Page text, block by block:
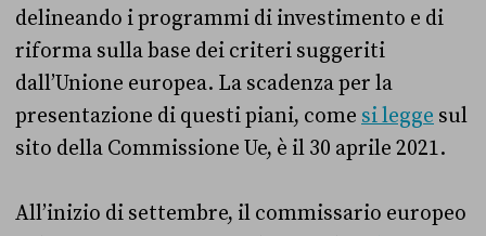
delineando i programmi di investimento e di
riforma sulla base dei criteri suggeriti
dall’Unione europea. La scadenza per la
presentazione di questi piani, come si legge sul
sito della Commissione Ue, è il 30 aprile 2021.
All’inizio di settembre, il commissario europeo